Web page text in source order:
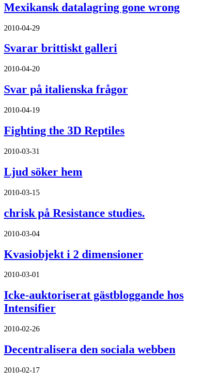
Mexikansk datalagring gone wrong
2010-04-29
Svarar brittiskt galleri
2010-04-20
Svar på italienska frågor
2010-04-19
Fighting the 3D Reptiles
2010-03-31
Ljud söker hem
2010-03-15
chrisk på Resistance studies.
2010-03-04
Kvasiobjekt i 2 dimensioner
2010-03-01
Icke-auktoriserat gästbloggande hos
Intensifier
2010-02-26
Decentralisera den sociala webben
2010-02-17